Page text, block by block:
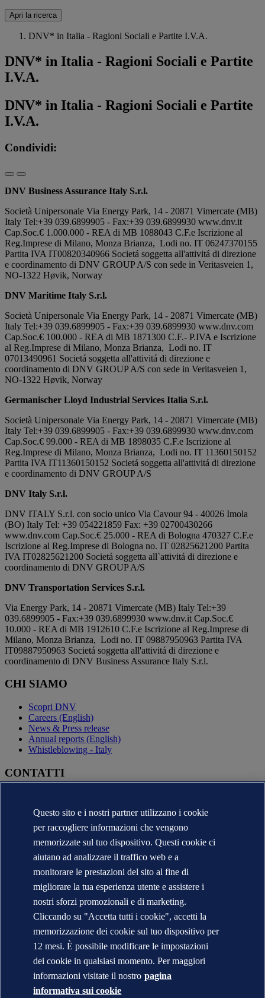
Apri la ricerca
DNV* in Italia - Ragioni Sociali e Partite I.V.A.
DNV* in Italia - Ragioni Sociali e Partite
I.V.A.
DNV* in Italia - Ragioni Sociali e Partite
I.V.A.
Condividi:
DNV Business Assurance Italy S.r.l.
Società Unipersonale Via Energy Park, 14 - 20871 Vimercate (MB)
Italy Tel:+39 039.6899905 - Fax:+39 039.6899930 www.dnv.it
Cap.Soc.€ 1.000.000 - REA di MB 1088043 C.F.e Iscrizione al
Reg.Imprese di Milano, Monza Brianza, Lodi no. IT 06247370155
Partita IVA IT00820340966 Societá soggetta all'attivitá di direzione
e coordinamento di DNV GROUP A/S con sede in Veritasveien 1,
NO-1322 Høvik, Norway
DNV Maritime Italy S.r.l.
Società Unipersonale Via Energy Park, 14 - 20871 Vimercate (MB)
Italy Tel:+39 039.6899905 - Fax:+39 039.6899930 www.dnv.com
Cap.Soc.€ 100.000 - REA di MB 1871300 C.F.- P.IVA e Iscrizione
al Reg.Imprese di Milano, Monza Brianza, Lodi no. IT
07013490961 Societá soggetta all'attivitá di direzione e
coordinamento di DNV GROUP A/S con sede in Veritasveien 1,
NO-1322 Høvik, Norway
Germanischer Lloyd Industrial Services Italia S.r.l.
Società Unipersonale Via Energy Park, 14 - 20871 Vimercate (MB)
Italy Tel:+39 039.6899905 - Fax:+39 039.6899930 www.dnv.com
Cap.Soc.€ 99.000 - REA di MB 1898035 C.F.e Iscrizione al
Reg.Imprese di Milano, Monza Brianza, Lodi no. IT 11360150152
Partita IVA IT11360150152 Societá soggetta all'attivitá di direzione
e coordinamento di DNV GROUP A/S
DNV Italy S.r.l.
DNV ITALY S.r.l. con socio unico Via Cavour 94 - 40026 Imola
(BO) Italy Tel: +39 054221859 Fax: +39 02700430266
www.dnv.com Cap.Soc.€ 25.000 - REA di Bologna 470327 C.F.e
Iscrizione al Reg.Imprese di Bologna no. IT 02825621200 Partita
IVA IT02825621200 Societá soggetta all`attivitá di direzione e
coordinamento di DNV GROUP A/S
DNV Transportation Services S.r.l.
Via Energy Park, 14 - 20871 Vimercate (MB) Italy Tel:+39
039.6899905 - Fax:+39 039.6899930 www.dnv.it Cap.Soc.€
10.000 - REA di MB 1912610 C.F.e Iscrizione al Reg.Imprese di
Milano, Monza Brianza, Lodi no. IT 09887950963 Partita IVA
IT09887950963 Societá soggetta all'attivitá di direzione e
coordinamento di DNV Business Assurance Italy S.r.l.
CHI SIAMO
Scopri DNV
Careers (English)
News & Press release
Annual reports (English)
Whistleblowing - Italy
CONTATTI
Contatti per la stampa
Segnalazioni e Reclami
Cambio Ragione Sociale
indirizzo posta certificata
Veracity (English)
Informativa sulla privacy
Condizioni d'uso
Copyright © DNV 2026
DNV* in Italia - Ragioni Sociali e Partite I.V.A.
Informazioni sui cookies
Questo sito e i nostri partner utilizzano i cookie
per raccogliere informazioni che vengono
memorizzate sul tuo dispositivo. Questi cookie ci
aiutano ad analizzare il traffico web e a
monitorare le prestazioni del sito al fine di
migliorare la tua esperienza utente e assistere i
nostri sforzi promozionali e di marketing.
Cliccando su "Accetta tutti i cookie", accetti la
memorizzazione dei cookie sul tuo dispositivo per
12 mesi. È possibile modificare le impostazioni
dei cookie in qualsiasi momento. Per maggiori
informazioni visitate il nostro pagina
informativa sui cookie